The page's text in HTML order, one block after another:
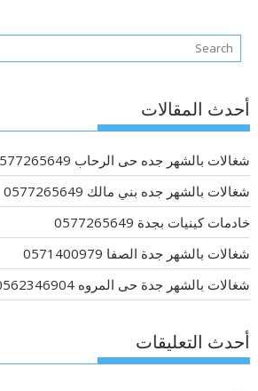
أحدث المقالات
شغالات بالشهر جده حى الرحاب 0577265649
شغالات بالشهر جده بني مالك 0577265649
خادمات كينيات بجدة 0577265649
شغالات بالشهر جدة الصفا 0571400979
شغالات بالشهر جدة حى المروه 0562346904
أحدث التعليقات